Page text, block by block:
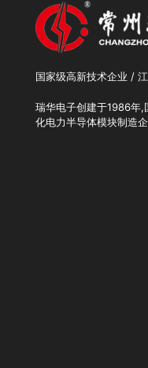
国家级高新技术企业 /
瑞华电子创建于1986年,
化电力半导体模块制造